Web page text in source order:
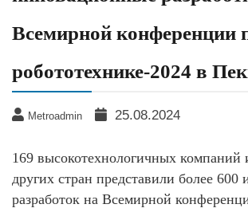
Всемирной конференции
робототехнике-2024 в
Metroadmin 25.08.2024
169 высокотехнологичных компаний
других стран представили более
разработок на Всемирной